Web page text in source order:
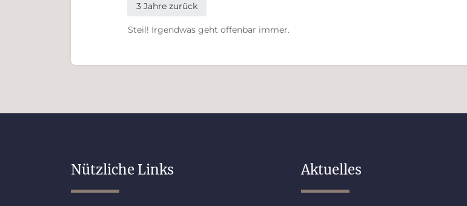
3 Jahre zurück
Steil! Irgendwas geht offenbar immer.
Nützliche Links Aktuelles